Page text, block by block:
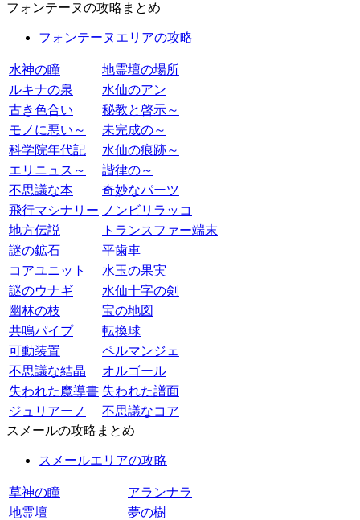
フォンテーヌの攻略まとめ
フォンテーヌエリアの攻略
水神の瞳
地霊壇の場所
ルキナの泉
水仙のアン
古き色合い
秘教と啓示～
モノに悪い～
未完成の～
科学院年代記
水仙の痕跡～
エリニュス～
諧律の～
不思議な本
奇妙なパーツ
飛行マシナリー ノンビリラッコ
地方伝説
トランスファー端末
謎の鉱石
平歯車
コアユニット
水玉の果実
謎のウナギ
水仙十字の剣
幽林の枝
宝の地図
共鳴パイプ
転換球
可動装置
ペルマンジェ
不思議な結晶
オルゴール
失われた魔導書 失われた譜面
ジュリアーノ
不思議なコア
スメールの攻略まとめ
スメールエリアの攻略
草神の瞳
アランナラ
地霊壇
夢の樹